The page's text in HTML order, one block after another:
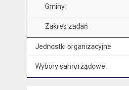
Gminy
Zakres zadań
Jednostki organizacyjne
Wybory samorządowe